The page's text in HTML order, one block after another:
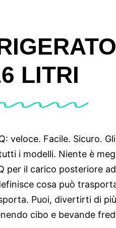
LITRI
veloce. Facile. Sicuro.
i modelli. Niente è
per il carico posteriore
cosa può
Puoi, divertirti di
cibo e bevande